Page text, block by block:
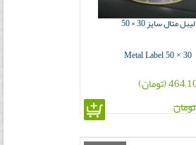
لیبل متال سایز 30 × 50
Metal Label 50 × 30